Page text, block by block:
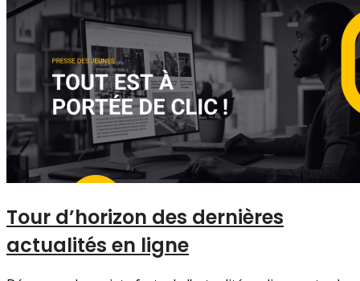
Tour d’horizon des dernières
actualités en ligne